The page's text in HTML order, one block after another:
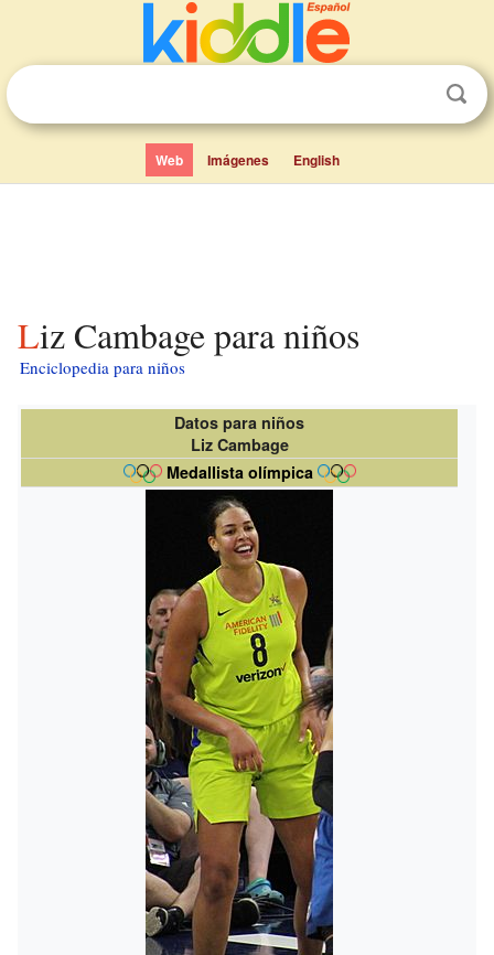
Web Imágenes English
Liz Cambage para niños
Enciclopedia para niños
Datos para niños
Liz Cambage
Medallista olímpica